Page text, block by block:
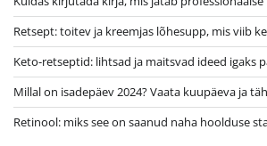
Retsept: toitev ja kreemjas lõhesupp, mis viib
Keto-retseptid: lihtsad ja maitsvad ideed igaks
Millal on isadepäev 2024? Vaata kuupäeva ja
Retinool: miks see on saanud naha hoolduse